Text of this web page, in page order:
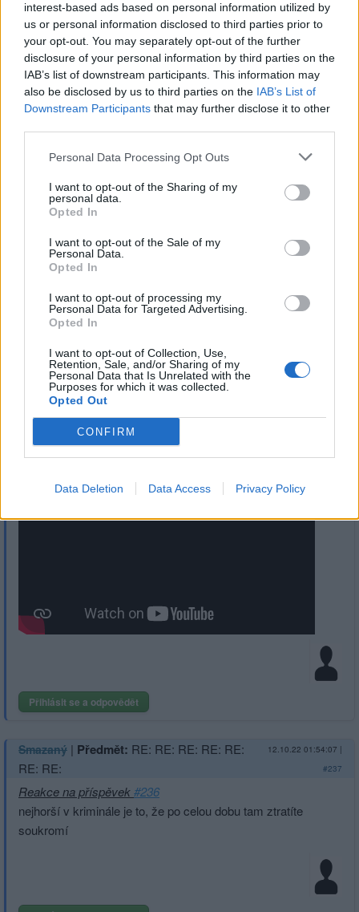
interest-based ads based on personal information utilized by
us or personal information disclosed to third parties prior to
your opt-out. You may separately opt-out of the further
disclosure of your personal information by third parties on the
IAB’s list of downstream participants. This information may
also be disclosed by us to third parties on the IAB’s List of
Downstream Participants that may further disclose it to other
Personal Data Processing Opt Outs
I want to opt-out of the Sharing of my
personal data.
Opted In
I want to opt-out of the Sale of my
Personal Data.
Opted In
I want to opt-out of processing my
Personal Data for Targeted Advertising.
Opted In
I want to opt-out of Collection, Use,
Retention, Sale, and/or Sharing of my
Personal Data that Is Unrelated with the
Purposes for which it was collected.
Opted Out
CONFIRM
Data Deletion Data Access Privacy Policy
Reklama
Smazaný|Předmět:RE: RE: 12.10.22 02:13:51
Reakce na příspěvek#239
nejsou to kouzla, vše máme v sobě
Přihlásit se a odpovědět
Smazaný|Předmět: RE: 12.10.22 02:08:03
Reakce na příspěvek
#238
síla vůle, přání, má obrovskou moc, lidé nemají ani
ponětí jakou, jsou lidé, kteří s ní umí pracovat
Přihlásit se a odpovědět
Smazaný|Předmět:
Přihlásit se a odpovědět
Smazaný | Předmět: RE: RE: RE: RE: RE:
RE: RE:
12.10.22 01:54:07 |
#237
Reakce na příspěvek#236
nejhorší v kriminále je to, že po celou dobu tam ztratíte
soukromí